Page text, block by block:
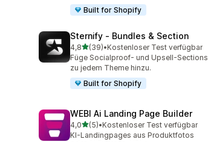
Built for Shopify
Sternify ‑ Bundles & Section
4,8von 5 Sternen
(39)
39 Rezensionen insgesamt
•Kostenloser Test verfügbar
Füge Socialproof- und Upsell-Sections
zu jedem Theme hinzu.
Built for Shopify
WEBI Ai Landing Page Builder
4,0von 5 Sternen
(5)
5 Rezensionen insgesamt
•Kostenloser Test verfügbar
KI-Landingpages aus Produktfotos